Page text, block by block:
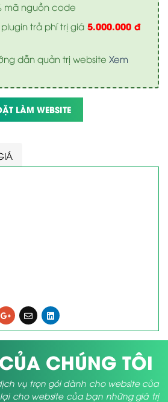
mã nguồn code
trả phí trị giá 5.000.000 đ
dẫn quản trị website Xem
LÀM WEBSITE
CHÚNG TÔI
vụ trọn gói dành cho website của
cho website của bạn những giá trị